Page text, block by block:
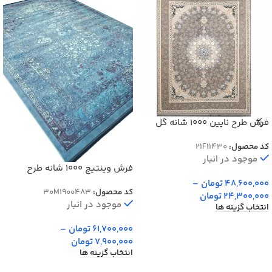
فرش طرح نایین 1000 شانه گل
کد محصول:21F11430
موجود در انبار
48,600,000تومان –
24,300,000تومان
انتخاب گزینه ها
فرش وینتیج 1000 شانه طرح
کد محصول: 30M1900483
موجود در انبار
61,700,000تومان –
7,900,000تومان
انتخاب گزینه ها